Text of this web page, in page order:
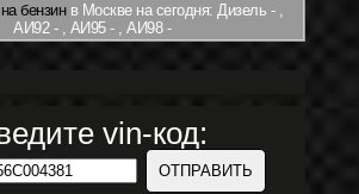
бензинв Москве на сегодня: Дизель - ,
АИ92 - , АИ95 - , АИ98 -
vin-код: